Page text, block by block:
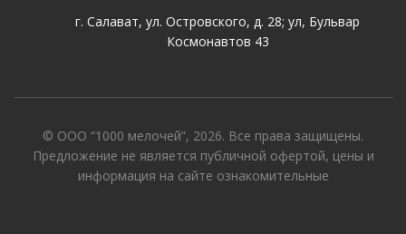
г. Салават, ул. Островского, д. 28; ул, Бульвар
Космонавтов 43
© ООО “1000 мелочей”, 2026. Все права защищены.
Предложение не является публичной офертой, цены и
информация на сайте ознакомительные